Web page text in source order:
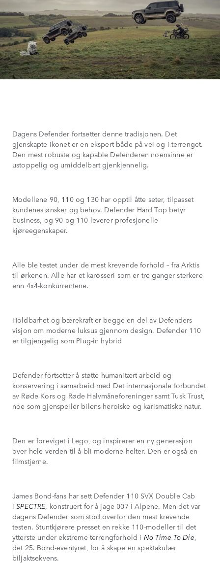
Dagens Defender fortsetter denne tradisjonen. Det
gjenskapte ikonet er en ekspert både på vei og i terrenget.
Den mest robuste og kapable Defenderen noensinne er
ustoppelig og umiddelbart gjenkjennelig.
Modellene 90, 110 og 130 har opptil åtte seter, tilpasset
kundenes ønsker og behov. Defender Hard Top betyr
business, og 90 og 110 leverer profesjonelle
kjøreegenskaper.
Alle ble testet under de mest krevende forhold – fra Arktis
til ørkenen. Alle har et karosseri som er tre ganger sterkere
enn 4x4-konkurrentene.
Holdbarhet og bærekraft er begge en del av Defenders
visjon om moderne luksus gjennom design. Defender 110
er tilgjengelig som Plug-in hybrid
Defender fortsetter å støtte humanitært arbeid og
konservering i samarbeid med Det internasjonale forbundet
av Røde Kors og Røde Halvmåneforeninger samt Tusk Trust,
noe som gjenspeiler bilens heroiske og karismatiske natur.
Den er foreviget i Lego, og inspirerer en ny generasjon
over hele verden til å bli moderne helter. Den er også en
filmstjerne.
James Bond-fans har sett Defender 110 SVX Double Cab
iSPECTRE, konstruert for å jage 007 i Alpene. Men det var
dagens Defender som stod overfor den mest krevende
testen. Stuntkjørere presset en rekke 110-modeller til det
ytterste under ekstreme terrengforhold i No Time To Die
det 25. Bond-eventyret, for å skape en spektakulær
biljaktsekvens.